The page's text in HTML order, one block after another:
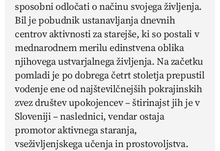
sposobni odločati o načinu svojega življenja.
Bil je pobudnik ustanavljanja dnevnih
centrov aktivnosti za starejše, ki so postali v
mednarodnem merilu edinstvena oblika
njihovega ustvarjalnega življenja. Na začetku
pomladi je po dobrega četrt stoletja prepustil
vodenje ene od najštevilčnejših pokrajinskih
zvez društev upokojencev – štirinajst jih je v
Sloveniji – naslednici, vendar ostaja
promotor aktivnega staranja,
vseživljenjskega učenja in prostovoljstva.